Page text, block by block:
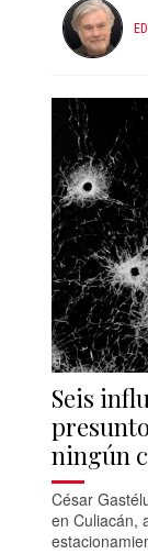
Seis
ningún
César
en Culiacán,